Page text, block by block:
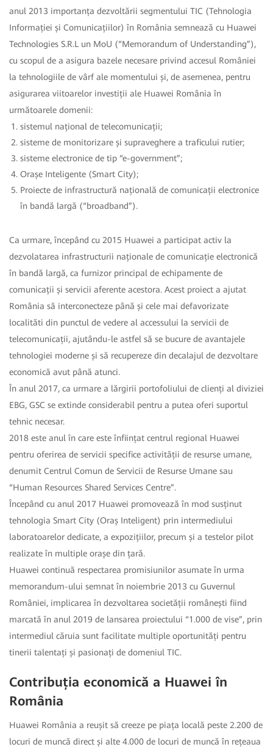
anul 2013 importanța dezvoltării segmentului TIC (Tehnologia
Informației și Comunicațiilor) în România semnează cu Huawei
Technologies S.R.L un MoU (“Memorandum of Understanding”),
cu scopul de a asigura bazele necesare privind accesul României
la tehnologiile de vârf ale momentului și, de asemenea, pentru
asigurarea viitoarelor investiții ale Huawei România în
următoarele domenii:
sistemul național de telecomunicații;
sisteme de monitorizare și supraveghere a traficului rutier;
sisteme electronice de tip “e-government”;
Orașe Inteligente (Smart City);
Proiecte de infrastructură națională de comunicații electronice
în bandă largă (“broadband”).
Ca urmare, începând cu 2015 Huawei a participat activ la
dezvolatarea infrastructurii naționale de comunicație electronică
în bandă largă, ca furnizor principal de echipamente de
comunicații și servicii aferente acestora. Acest proiect a ajutat
România să interconecteze până și cele mai defavorizate
localităti din punctul de vedere al accessului la servicii de
telecomunicații, ajutându-le astfel să se bucure de avantajele
tehnologiei moderne și să recupereze din decalajul de dezvoltare
economică avut până atunci.
În anul 2017, ca urmare a lărgirii portofoliului de clienți al diviziei
EBG, GSC se extinde considerabil pentru a putea oferi suportul
tehnic necesar.
2018 este anul în care este înființat centrul regional Huawei
pentru oferirea de servicii specifice activității de resurse umane,
denumit Centrul Comun de Servicii de Resurse Umane sau
“Human Resources Shared Services Centre”.
Începând cu anul 2017 Huawei promovează în mod susținut
tehnologia Smart City (Oraș Inteligent) prin intermediului
laboratoarelor dedicate, a expozițiilor, precum și a testelor pilot
realizate în multiple orașe din țară.
Huawei continuă respectarea promisiunilor asumate în urma
memorandum-ului semnat în noiembrie 2013 cu Guvernul
României, implicarea în dezvoltarea societății românești fiind
marcată în anul 2019 de lansarea proiectului “1.000 de vise”, prin
intermediul căruia sunt facilitate multiple oportunități pentru
tinerii talentați și pasionați de domeniul TIC.
Contribuția economică a Huawei în
România
Huawei România a reușit să creeze pe piața locală peste 2.200 de
locuri de muncă direct și alte 4.000 de locuri de muncă în rețeaua